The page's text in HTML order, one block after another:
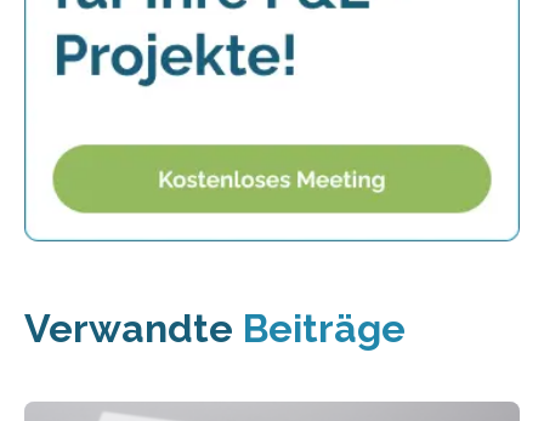
Verwandte Beiträge